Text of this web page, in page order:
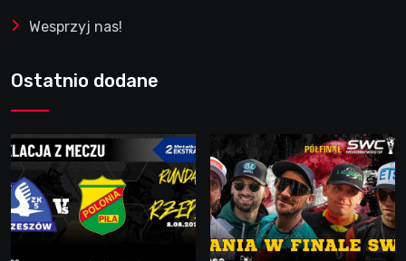
Wesprzyj nas!
Ostatnio dodane